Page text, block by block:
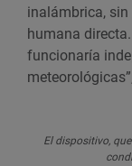
inalámbrica,
humana
funcionaría
El dispositivo,